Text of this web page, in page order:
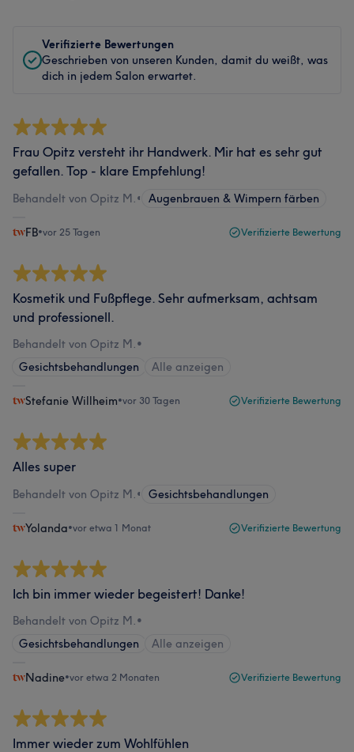
Verifizierte Bewertungen
Geschrieben von unseren Kunden, damit du weißt, was
dich in jedem Salon erwartet.
Frau Opitz versteht ihr Handwerk. Mir hat es sehr gut
gefallen. Top - klare Empfehlung!
Behandelt von Opitz M.• Augenbrauen & Wimpern färben
FB•vor 25 Tagen Verifizierte Bewertung
Kosmetik und Fußpflege. Sehr aufmerksam, achtsam
und professionell.
Behandelt von Opitz M.•
Gesichtsbehandlungen
Alle anzeigen
Stefanie Willheim•vor 30 Tagen Verifizierte Bewertung
Alles super
Behandelt von Opitz M.• Gesichtsbehandlungen
Yolanda•vor etwa 1 Monat Verifizierte Bewertung
Ich bin immer wieder begeistert! Danke!
Behandelt von Opitz M.•
Gesichtsbehandlungen
Alle anzeigen
Nadine•vor etwa 2 Monaten Verifizierte Bewertung
Immer wieder zum Wohlfühlen